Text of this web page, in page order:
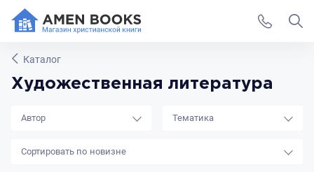
Каталог
Художественная литература
Автор Тематика
новизне